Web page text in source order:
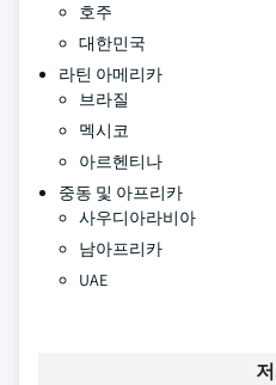
호주
대한민국
라틴 아메리카
브라질
멕시코
아르헨티나
중동 및 아프리카
사우디아라비아
남아프리카
UAE